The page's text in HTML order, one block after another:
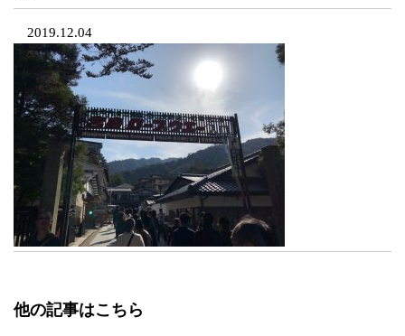
2019.12.04
他の記事はこちら